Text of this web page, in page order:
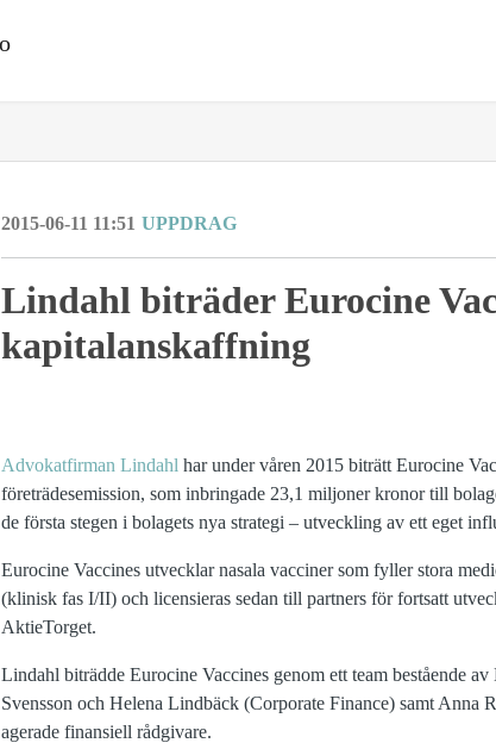
2015-06-11 11:51 UPPDRAG
Lindahl biträder Eurocine
kapitalanskaffning
Advokatfirman Lindahl har under våren 2015 biträtt Eurocine
företrädesemission, som inbringade 23,1 miljoner kronor till
de första stegen i bolagets nya strategi – utveckling av ett eget
Eurocine Vaccines utvecklar nasala vacciner som fyller stora
(klinisk fas I/II) och licensieras sedan till partners för fortsatt
AktieTorget.
Lindahl biträdde Eurocine Vaccines genom ett team bestående
Svensson och Helena Lindbäck (Corporate Finance) samt Anna
agerade finansiell rådgivare.